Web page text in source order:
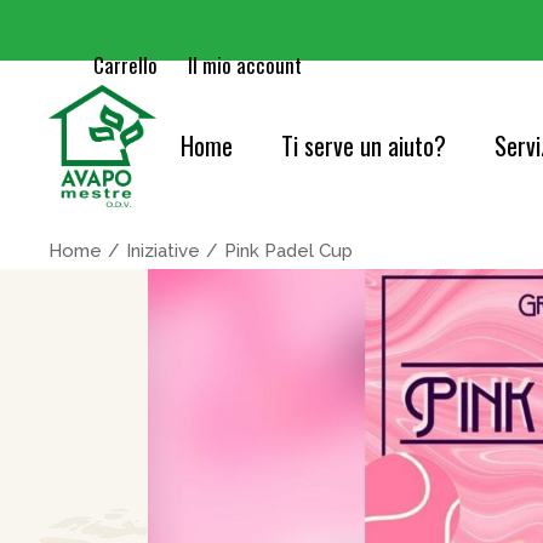
Carrello Il mio account
Home Ti serve un aiuto?
Home Iniziative Pink Padel Cup